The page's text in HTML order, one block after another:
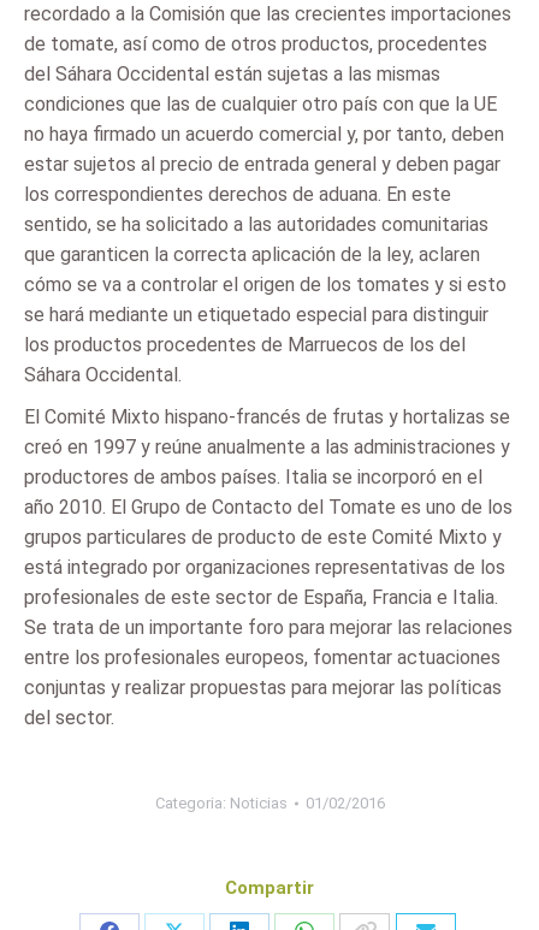
recordado a la Comisión que las crecientes importaciones
de tomate, así como de otros productos, procedentes
del Sáhara Occidental están sujetas a las mismas
condiciones que las de cualquier otro país con que la UE
no haya firmado un acuerdo comercial y, por tanto, deben
estar sujetos al precio de entrada general y deben pagar
los correspondientes derechos de aduana. En este
sentido, se ha solicitado a las autoridades comunitarias
que garanticen la correcta aplicación de la ley, aclaren
cómo se va a controlar el origen de los tomates y si esto
se hará mediante un etiquetado especial para distinguir
los productos procedentes de Marruecos de los del
Sáhara Occidental.
El Comité Mixto hispano-francés de frutas y hortalizas se
creó en 1997 y reúne anualmente a las administraciones y
productores de ambos países. Italia se incorporó en el
año 2010. El Grupo de Contacto del Tomate es uno de los
grupos particulares de producto de este Comité Mixto y
está integrado por organizaciones representativas de los
profesionales de este sector de España, Francia e Italia.
Se trata de un importante foro para mejorar las relaciones
entre los profesionales europeos, fomentar actuaciones
conjuntas y realizar propuestas para mejorar las políticas
del sector.
Categoria: Noticias 01/02/2016
Compartir